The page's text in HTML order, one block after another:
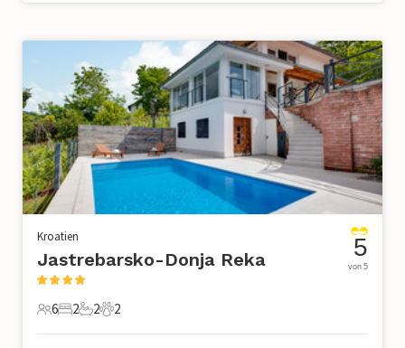
Kroatien
Jastrebarsko-Donja Reka
6 Gäste
6
2 Schlafzimmer
2
2 Badezimmer
2
2 Haustiere
2
5
von 5